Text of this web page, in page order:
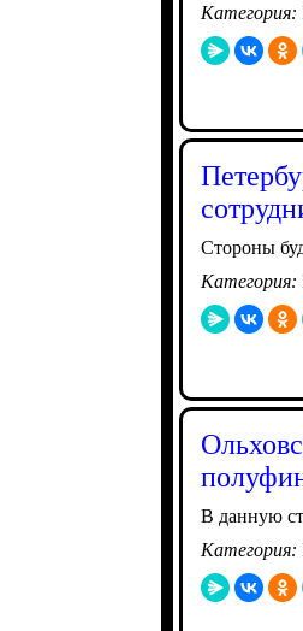
Категория:
Стороны
Категория:
В данную
Категория: